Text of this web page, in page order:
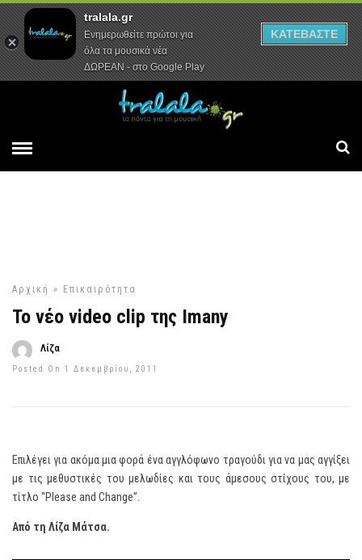
Αρχική Συνεντεύξεις Ρεπορτάζ
Αρχική » Επικαιρότητα
To νέο video clip της Imany
Λίζα
Posted On 1 Δεκεμβρίου, 2011
Επιλέγει για ακόμα μια φορά ένα αγγλόφωνο τραγούδι για να μας αγγίξει
με τις μεθυστικές του μελωδίες και τους άμεσους στίχους του, με
τίτλο “Please and Change”.
Από τη Λίζα Μάτσα.
tralala.gr
Ενημερωθείτε πρώτοι για
όλα τα μουσικά νέα
ΔΩΡΕΑΝ - στο Google Play
ΚΑΤΕΒΑΣΤΕ